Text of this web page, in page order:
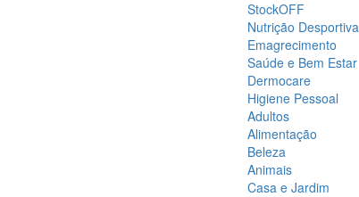
StockOFF
Nutrição Desportiva
Emagrecimento
Saúde e Bem Estar
Dermocare
Higiene Pessoal
Adultos
Alimentação
Beleza
Animais
Casa e Jardim